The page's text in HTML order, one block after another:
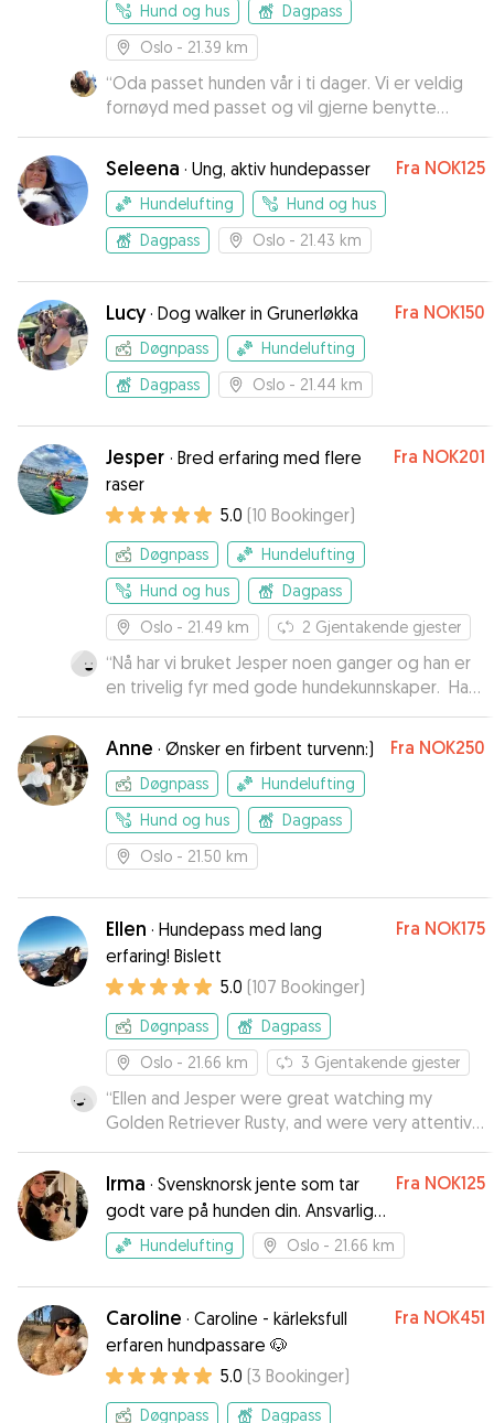
Hund og hus
Dagpass
Oslo - 21.39 km
“Oda passet hunden vår i ti dager. Vi er veldig
fornøyd med passet og vil gjerne benytte
henne igjen hvis vi får behov igjen.”
Seleena · Ung, aktiv hundepasser Fra NOK125
Hundelufting
Hund og hus
Dagpass
Oslo - 21.43 km
Lucy· Dog walker in Grunerløkka Fra NOK150
Døgnpass
Hundelufting
Dagpass
Oslo - 21.44 km
Jesper · Bred erfaring med flere
raser
Fra NOK201
5.0 (10 Bookinger)
Døgnpass
Hundelufting
Hund og hus
Dagpass
Oslo - 21.49 km 2 Gjentakende gjester
“Nå har vi bruket Jesper noen ganger og han er
en trivelig fyr med gode hundekunnskaper. Han
kommer som avtalt og kommuniserer bra. Han
og vår Balder ble fort venner, og han er flink til å
tyde hunden. De kan også trene på forskjellig
ting når de er på tur. Han bor også ganske nær
oss og det er selvsagt et stort pluss ! Vi og
Balder, er veldig fornøyde med at vi fant
nettopp Jesper gjennom Dogley. Han anbefales
Anne · Ønsker en firbent turvenn:) Fra NOK250
Døgnpass
Hundelufting
Hund og hus
Dagpass
Oslo - 21.50 km
Ellen · Hundepass med lang
erfaring! Bislett
Fra NOK175
5.0 (107 Bookinger)
Døgnpass
Dagpass
Oslo - 21.66 km 3 Gjentakende gjester
“Ellen and Jesper were great watching my
Golden Retriever Rusty, and were very attentive
to my wishes regarding his care. It's difficult for
me to leave my dog with someone, but Ellen
and Jesper are very trustworthy, communicative,
and kind people, making me always feel at ease
leaving Rusty with them. Thanks again, y'all!
Irma · Svensknorsk jente som tar
godt vare på hunden din. Ansvarlig
hundepasser ☺️
Fra NOK125
Hundelufting Oslo - 21.66 km
Caroline · Caroline - kärleksfull
erfaren hundpassare 🐶
Fra NOK451
5.0 (3 Bookinger)
Døgnpass
Dagpass